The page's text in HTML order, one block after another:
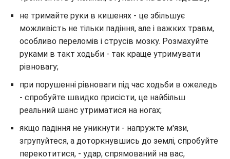
не тримайте руки в кишенях - це збільшує
можливість не тільки падіння, але і важких травм,
особливо переломів і струсів мозку. Розмахуйте
руками в такт ходьби - так краще утримувати
рівновагу;
при порушенні рівноваги під час ходьби в ожеледь
- спробуйте швидко присісти, це найбільш
реальний шанс утриматися на ногах;
якщо падіння не уникнути - напружте м'язи,
згрупуйтеся, а доторкнувшись до землі, спробуйте
перекотитися, - удар, спрямований на вас,